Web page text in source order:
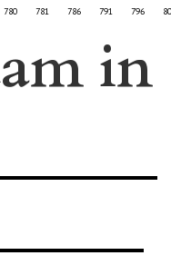
780 781 786 791 796
in